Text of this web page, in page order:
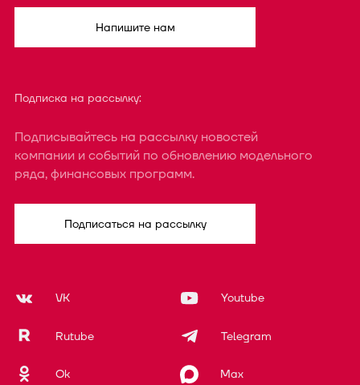
Напишите нам
Подписка на рассылку:
Подписывайтесь на рассылку новостей
компании и событий по обновлению модельного
ряда, финансовых программ.
Подписаться на рассылку
VK Youtube
Rutube Telegram
Ok Max